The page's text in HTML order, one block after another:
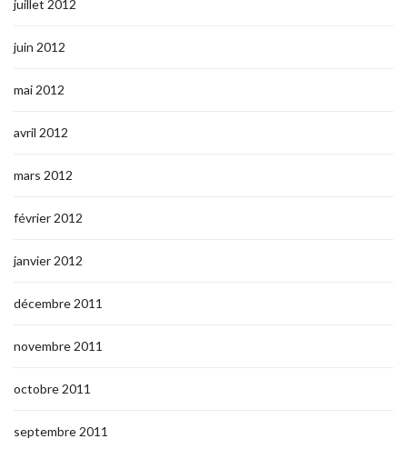
juillet 2012
juin 2012
mai 2012
avril 2012
mars 2012
février 2012
janvier 2012
décembre 2011
novembre 2011
octobre 2011
septembre 2011